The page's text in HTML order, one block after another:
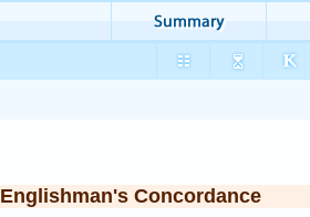
Englishman's Concordance